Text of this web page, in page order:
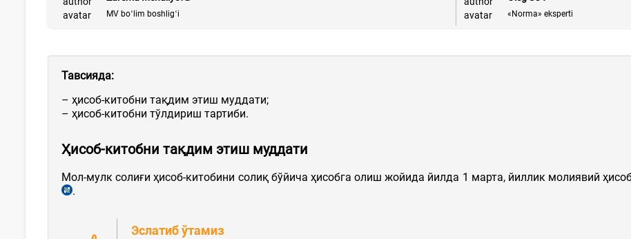
MV boʻlim boshligʻi «Norma» eksperti
Тавсияда:
– ҳисоб-китобни тақдим этиш муддати;
– ҳисоб-китобни тўлдириш тартиби.
Ҳисоб-китобни тақдим этиш муддати
Мол-мулк солиғи ҳисоб-китобини солиқ бўйича ҳисобга олиш жойида йилда 1 марта, йиллик молиявий
.
Эслатиб ўтамиз